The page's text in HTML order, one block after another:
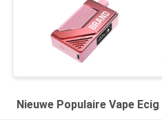
Nieuwe Populaire Vape Ecig